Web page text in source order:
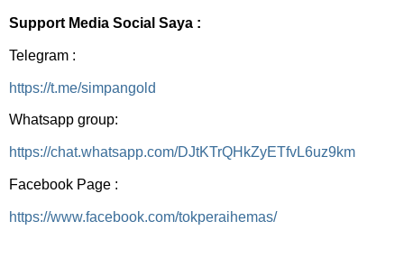
Support Media Social Saya :
Telegram :
https://t.me/simpangold
Whatsapp group:
https://chat.whatsapp.com/DJtKTrQHkZyETfvL6uz9km
Facebook Page :
https://www.facebook.com/tokperaihemas/